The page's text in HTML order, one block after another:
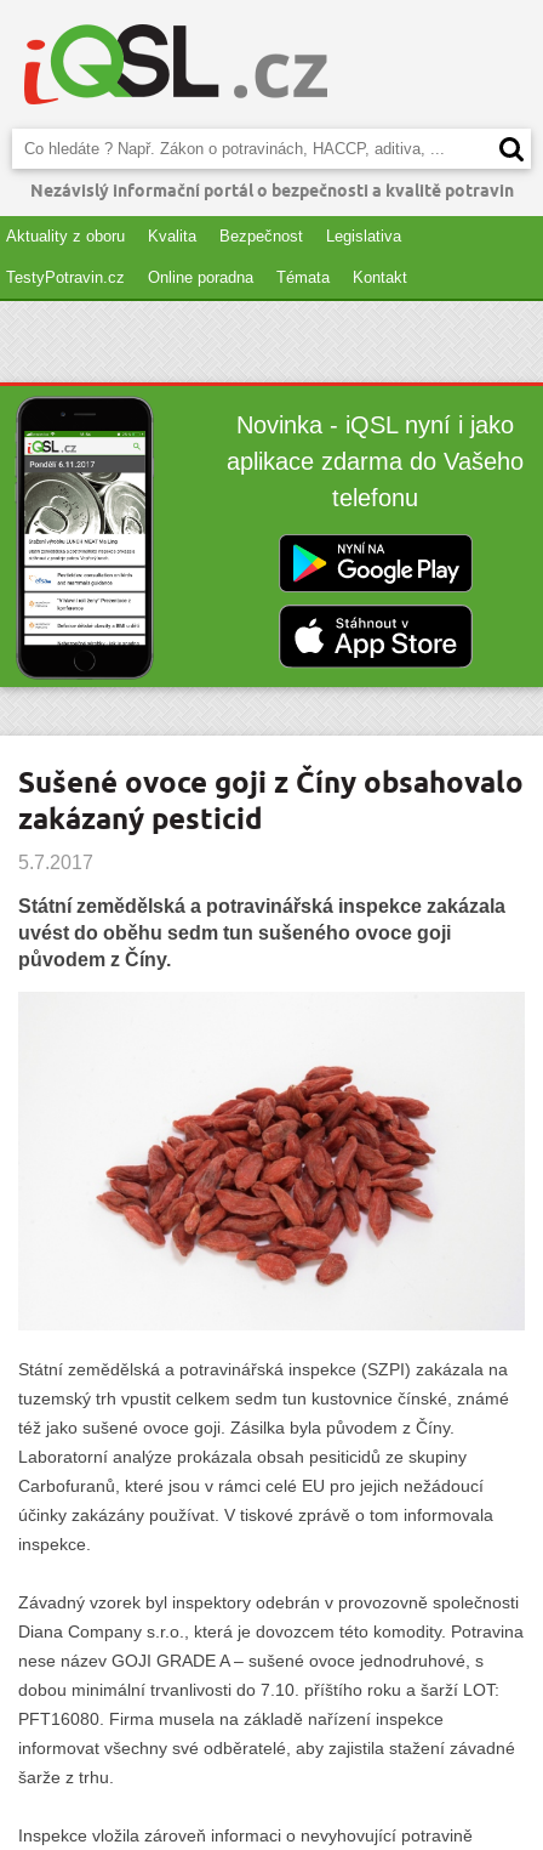
Nezávislý informační portál o bezpečnosti a kvalitě potravin
Aktuality z oboru Kvalita Bezpečnost Legislativa
TestyPotravin.cz Online poradna Témata Kontakt
Novinka - iQSL nyní i jako
aplikace zdarma do Vašeho
telefonu
Sušené ovoce goji z Číny obsahovalo
zakázaný pesticid
5.7.2017
Státní zemědělská a potravinářská inspekce zakázala
uvést do oběhu sedm tun sušeného ovoce goji
původem z Číny.
Státní zemědělská a potravinářská inspekce (SZPI) zakázala na
tuzemský trh vpustit celkem sedm tun kustovnice čínské, známé
též jako sušené ovoce goji. Zásilka byla původem z Číny.
Laboratorní analýze prokázala obsah pesiticidů ze skupiny
Carbofuranů, které jsou v rámci celé EU pro jejich nežádoucí
účinky zakázány používat. V tiskové zprávě o tom informovala
inspekce.
Závadný vzorek byl inspektory odebrán v provozovně společnosti
Diana Company s.r.o., která je dovozcem této komodity. Potravina
nese název GOJI GRADE A – sušené ovoce jednodruhové, s
dobou minimální trvanlivosti do 7.10. příštího roku a šarží LOT:
PFT16080. Firma musela na základě nařízení inspekce
informovat všechny své odběratelé, aby zajistila stažení závadné
šarže z trhu.
Inspekce vložila zároveň informaci o nevyhovující potravině